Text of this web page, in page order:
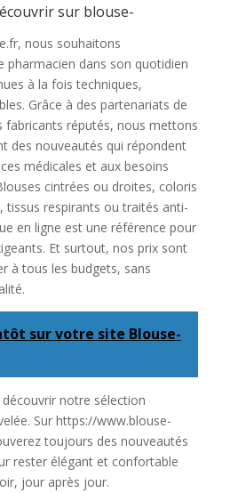
sur blouse-
nous souhaitons
pharmacien dans son quotidien
à la fois techniques,
Grâce à des partenariats de
fabricants réputés, nous mettons
des nouveautés qui répondent
médicales et aux besoins
cintrées ou droites, coloris
tissus respirants ou traités anti-
en ligne est une référence pour
Et surtout, nos prix sont
à tous les budgets, sans
sur votre site Blouse-
découvrir notre sélection
Sur https://www.blouse-
toujours des nouveautés
rester élégant et confortable
jour après jour.